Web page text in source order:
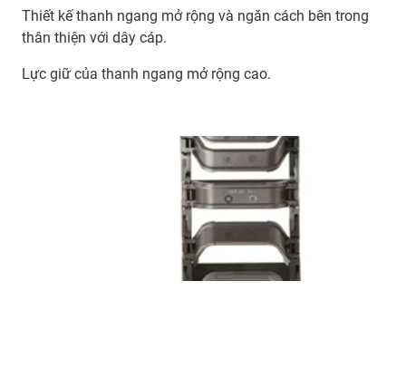
Thiết kế thanh ngang mở rộng và ngăn cách bên trong
thân thiện với dây cáp.
Lực giữ của thanh ngang mở rộng cao.